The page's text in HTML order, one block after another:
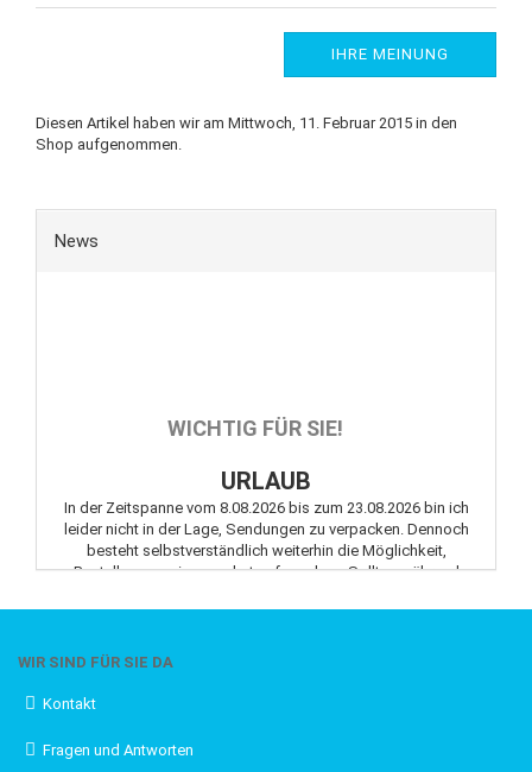
IHRE MEINUNG
Diesen Artikel haben wir am Mittwoch, 11. Februar 2015 in den
Shop aufgenommen.
News
WICHTIG FÜR SIE!
URLAUB
In der Zeitspanne vom 8.08.2026 bis zum 23.08.2026 bin ich
leider nicht in der Lage, Sendungen zu verpacken. Dennoch
besteht selbstverständlich weiterhin die Möglichkeit,
Bestellungen wie gewohnt aufzugeben. Sollten während
mich jederzeit gerne per E-Mail kontaktieren.
KEIN VERSAND VOR ZAHLUNGSEINGANG
WIR SIND FÜR SIE DA
Kontakt
Fragen und Antworten